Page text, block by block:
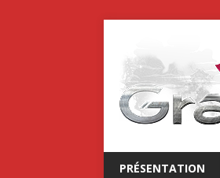
PRÉSENTATION